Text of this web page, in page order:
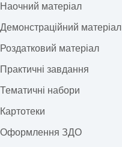
Наочний матеріал
Демонстраційний матеріал
Роздатковий матеріал
Практичні завдання
Тематичні набори
Картотеки
Оформлення ЗДО